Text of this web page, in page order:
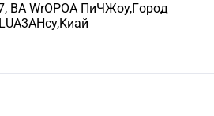
BA WrOPOA ΠиЧЖoy,Гopoд